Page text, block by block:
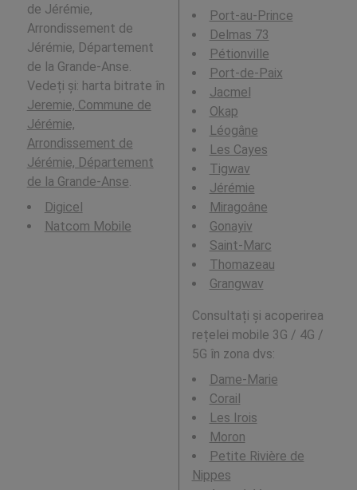
de Jérémie,
Arrondissement de
Jérémie, Département
de la Grande-Anse.
Vedeți și: harta bitrate în
Jeremie, Commune de
Jérémie,
Arrondissement de
Jérémie, Département
de la Grande-Anse
Digicel
Natcom Mobile
Port-au-Prince
Delmas 73
Pétionville
Port-de-Paix
Jacmel
Okap
Léogâne
Les Cayes
Tigwav
Jérémie
Miragoâne
Gonayiv
Saint-Marc
Thomazeau
Grangwav
Consultați și acoperirea
rețelei mobile 3G / 4G /
5G în zona dvs:
Dame-Marie
Corail
Les Irois
Moron
Petite Rivière de
Nippes